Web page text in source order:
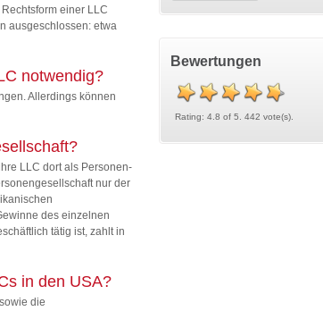
einer LLC
ausgeschlossen: etwa
notwendig?
Allerdings können
LLC dort als Personen-
nur der
des einzelnen
tätig ist, zahlt in
in den USA?
die
Bewertungen
Rating: 4.8 of 5. 442 vote(s).